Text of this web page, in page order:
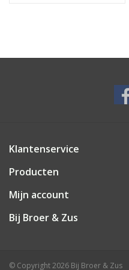
Klantenservice
Producten
Mijn account
Bij Broer & Zus
© Copyright 2026 Bij Broer & Zus